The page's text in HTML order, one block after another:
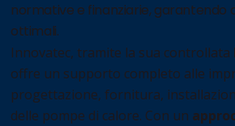
normative e finanziarie, garantendo
ottimali.
Innovatec, tramite la sua controllata
offre un supporto completo alle
progettazione, fornitura,
delle pompe di calore. Con un